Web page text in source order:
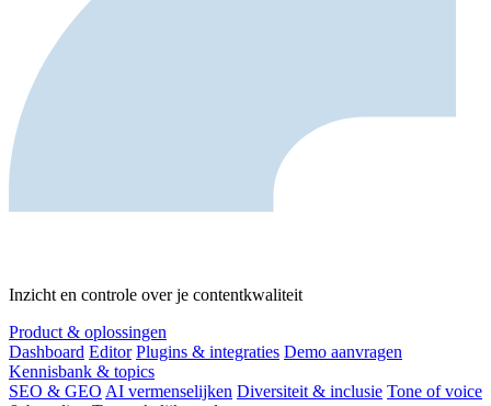
Inzicht en controle over je contentkwaliteit
Product & oplossingen
Dashboard Editor Plugins & integraties Demo aanvragen
Kennisbank & topics
SEO & GEO AI vermenselijken Diversiteit & inclusie Tone of voice